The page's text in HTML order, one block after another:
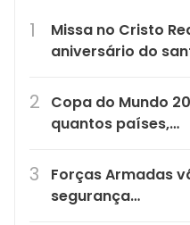
Missa no Cristo
aniversário do
Copa do Mundo
quantos países,…
Forças Armadas
segurança…